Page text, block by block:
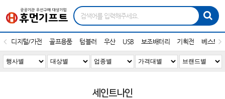
디지털/가전 골프용품 텀블러 우산 USB 보조배터리 기획전 베스트
세인트나인